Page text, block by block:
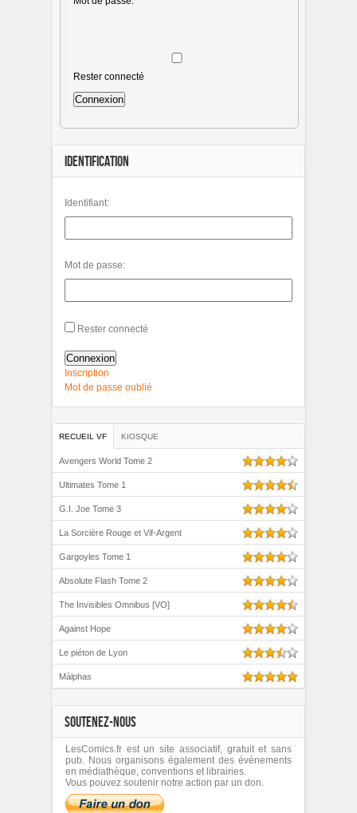
Rester connecté
Connexion
IDENTIFICATION
Identifiant:
Mot de passe:
Rester connecté
Connexion
Inscription
Mot de passe oublié
RECUEIL VF KIOSQUE
Avengers World Tome 2
Ultimates Tome 1
G.I. Joe Tome 3
La Sorcière Rouge et Vif-Argent
Gargoyles Tome 1
Absolute Flash Tome 2
The Invisibles Omnibus [VO]
Against Hope
Le piéton de Lyon
Màlphas
SOUTENEZ-NOUS
LesComics.fr est un site associatif, gratuit et sans
pub. Nous organisons également des événements
en médiathèque, conventions et librairies.
Vous pouvez soutenir notre action par un don.